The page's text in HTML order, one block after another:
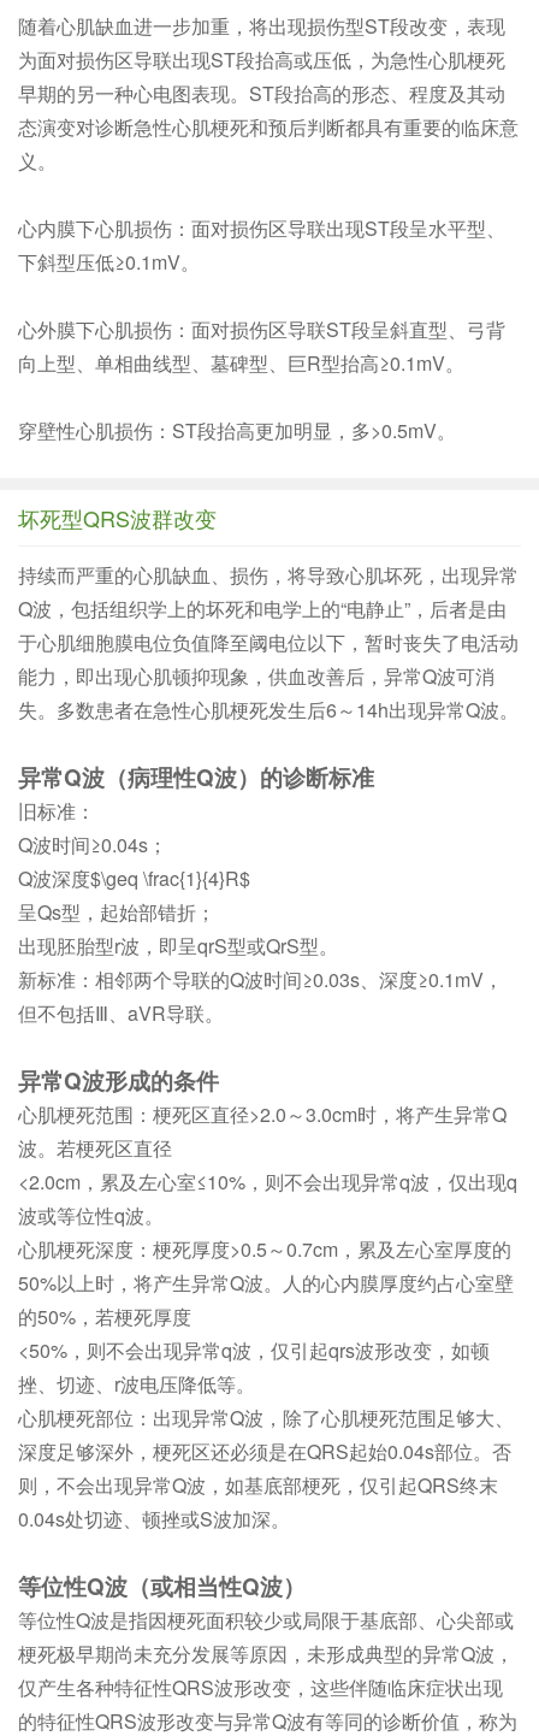
随着心肌缺血进一步加重，将出现损伤型ST段改变，表现
为面对损伤区导联出现ST段抬高或压低，为急性心肌梗死
早期的另一种心电图表现。ST段抬高的形态、程度及其动
态演变对诊断急性心肌梗死和预后判断都具有重要的临床意
义。
心内膜下心肌损伤：面对损伤区导联出现ST段呈水平型、
下斜型压低≥0.1mV。
心外膜下心肌损伤：面对损伤区导联ST段呈斜直型、弓背
向上型、单相曲线型、墓碑型、巨R型抬高≥0.1mV。
穿壁性心肌损伤：ST段抬高更加明显，多>0.5mV。
坏死型QRS波群改变
持续而严重的心肌缺血、损伤，将导致心肌坏死，出现异常
Q波，包括组织学上的坏死和电学上的“电静止”，后者是由
于心肌细胞膜电位负值降至阈电位以下，暂时丧失了电活动
能力，即出现心肌顿抑现象，供血改善后，异常Q波可消
失。多数患者在急性心肌梗死发生后6～14h出现异常Q波。
异常Q波（病理性Q波）的诊断标准
旧标准：
Q波时间≥0.04s；
Q波深度$\geq \frac{1}{4}R$
呈Qs型，起始部错折；
出现胚胎型r波，即呈qrS型或QrS型。
新标准：相邻两个导联的Q波时间≥0.03s、深度≥0.1mV，
但不包括Ⅲ、aVR导联。
异常Q波形成的条件
心肌梗死范围：梗死区直径>2.0～3.0cm时，将产生异常Q
波。若梗死区直径
<2.0cm，累及左心室≤10%，则不会出现异常q波，仅出现q
波或等位性q波。
心肌梗死深度：梗死厚度>0.5～0.7cm，累及左心室厚度的
50%以上时，将产生异常Q波。人的心内膜厚度约占心室壁
的50%，若梗死厚度
<50%，则不会出现异常q波，仅引起qrs波形改变，如顿
挫、切迹、r波电压降低等。
心肌梗死部位：出现异常Q波，除了心肌梗死范围足够大、
深度足够深外，梗死区还必须是在QRS起始0.04s部位。否
则，不会出现异常Q波，如基底部梗死，仅引起QRS终末
0.04s处切迹、顿挫或S波加深。
等位性Q波（或相当性Q波）
等位性Q波是指因梗死面积较少或局限于基底部、心尖部或
梗死极早期尚未充分发展等原因，未形成典型的异常Q波，
仅产生各种特征性QRS波形改变，这些伴随临床症状出现
的特征性QRS波形改变与异常Q波有等同的诊断价值，称为